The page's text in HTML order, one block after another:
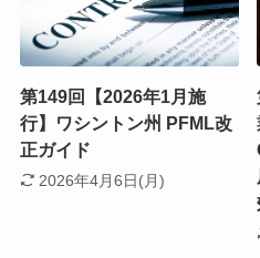
第149回【2026年1月施
行】ワシントン州 PFML改
正ガイド
2026年4月6日(月)